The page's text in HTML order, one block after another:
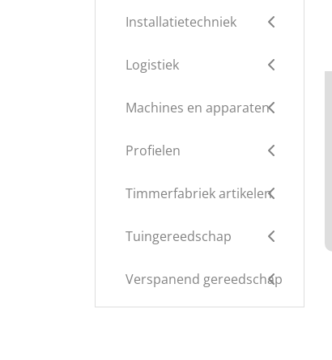
Installatietechniek
Logistiek
Machines en apparaten
Profielen
Timmerfabriek artikelen
Tuingereedschap
Verspanend gereedschap